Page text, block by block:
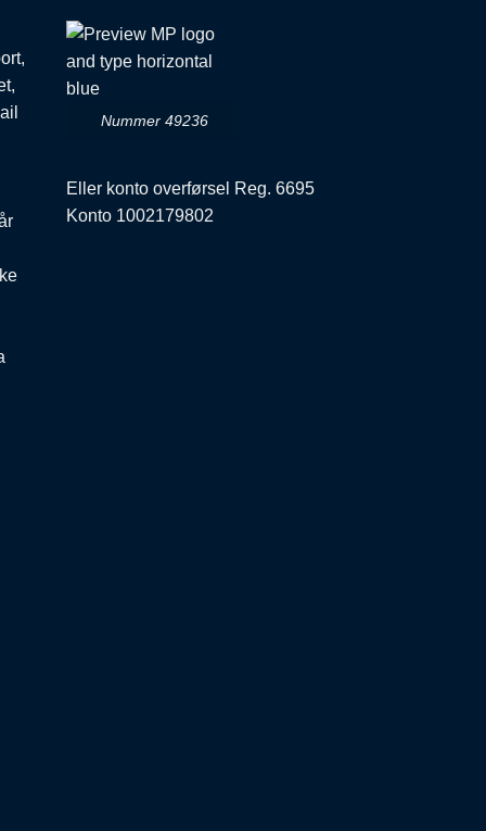
Nummer 49236
Eller konto overførsel Reg. 6695
Konto 1002179802